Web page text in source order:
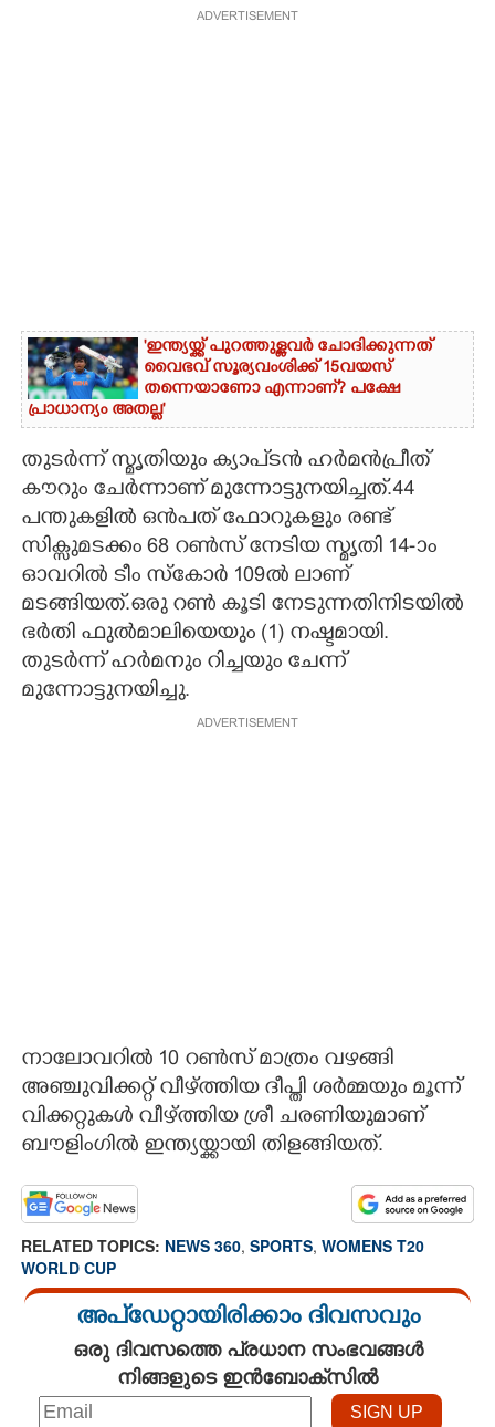
ADVERTISEMENT
'ഇന്ത്യയ്ക്ക് പുറത്തുള്ളവർ ചോദിക്കുന്നത്
വൈഭവ് സൂര്യവംശിക്ക് 15വയസ്
തന്നെയാണോ എന്നാണ്? പക്ഷേ
പ്രാധാന്യം അതല്ല'
തുടർന്ന് സ്മൃതിയും ക്യാപ്ടൻ ഹർമൻപ്രീത്
കൗറും ചേർന്നാണ് മുന്നോട്ടുനയിച്ചത്.44
പന്തുകളിൽ ഒൻപത് ഫോറുകളും രണ്ട്
സിക്സുമടക്കം 68 റൺസ് നേടിയ സ്മൃതി 14-ാം
ഓവറിൽ ടീം സ്കോർ 109ൽ ലാണ്
മടങ്ങിയത്.ഒരു റൺ കൂടി നേടുന്നതിനിടയിൽ
ഭർതി ഫുൽമാലിയെയും (1) നഷ്ടമായി.
തുടർന്ന് ഹർമനും റിച്ചയും ചേന്ന്
മുന്നോട്ടുനയിച്ചു.
ADVERTISEMENT
നാലോവറിൽ 10 റൺസ് മാത്രം വഴങ്ങി
അഞ്ചുവിക്കറ്റ് വീഴ്ത്തിയ ദീപ്തി ശർമ്മയും മൂന്ന്
വിക്കറ്റുകൾ വീഴ്ത്തിയ ശ്രീ ചരണിയുമാണ്
ബൗളിംഗിൽ ഇന്ത്യയ്ക്കായി തിളങ്ങിയത്.
RELATED TOPICS: NEWS 360, SPORTS, WOMENS T20
WORLD CUP
അപ്ഡേറ്റായിരിക്കാം ദിവസവും
ഒരു ദിവസത്തെ പ്രധാന സംഭവങ്ങൾ
നിങ്ങളുടെ ഇൻബോക്സിൽ